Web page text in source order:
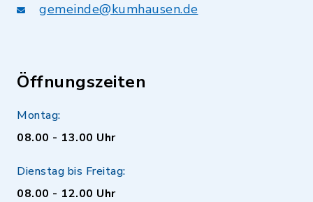
gemeinde@kumhausen.de
Öffnungszeiten
Montag:
08.00 - 13.00 Uhr
Dienstag bis Freitag:
08.00 - 12.00 Uhr